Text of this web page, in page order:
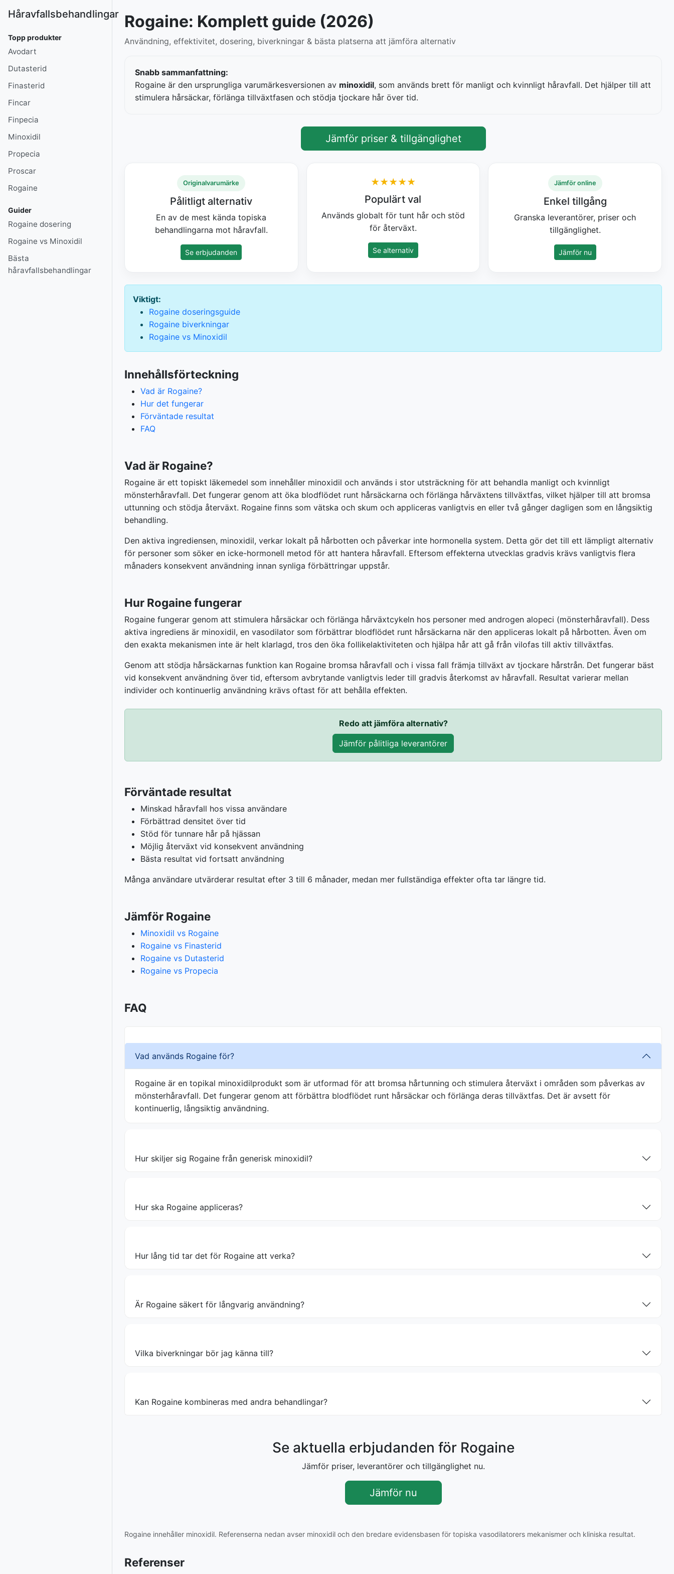
Håravfallsbehandlingar
Topp produkter
Avodart
Dutasterid
Finasterid
Fincar
Finpecia
Minoxidil
Propecia
Proscar
Rogaine
Guider
Rogaine dosering
Rogaine vs Minoxidil
Bästa
håravfallsbehandlingar
Rogaine: Komplett guide (2026)
Användning, effektivitet, dosering, biverkningar & bästa platserna att jämföra alternativ
Snabb sammanfattning:
Rogaine är den ursprungliga varumärkesversionen av minoxidil, som används brett för manligt och kvinnligt håravfall. Det hjälper till att
stimulera hårsäckar, förlänga tillväxtfasen och stödja tjockare hår över tid.
Jämför priser & tillgänglighet
Originalvarumärke
Pålitligt alternativ
En av de mest kända topiska
behandlingarna mot håravfall.
Se erbjudanden
★★★★★
Populärt val
Används globalt för tunt hår och stöd
för återväxt.
Se alternativ
Jämför online
Enkel tillgång
Granska leverantörer, priser och
tillgänglighet.
Jämför nu
Viktigt:
Rogaine doseringsguide
Rogaine biverkningar
Rogaine vs Minoxidil
Innehållsförteckning
Vad är Rogaine?
Hur det fungerar
Förväntade resultat
FAQ
Vad är Rogaine?
Rogaine är ett topiskt läkemedel som innehåller minoxidil och används i stor utsträckning för att behandla manligt och kvinnligt
mönsterhåravfall. Det fungerar genom att öka blodflödet runt hårsäckarna och förlänga hårväxtens tillväxtfas, vilket hjälper till att bromsa
uttunning och stödja återväxt. Rogaine finns som vätska och skum och appliceras vanligtvis en eller två gånger dagligen som en långsiktig
behandling.
Den aktiva ingrediensen, minoxidil, verkar lokalt på hårbotten och påverkar inte hormonella system. Detta gör det till ett lämpligt alternativ
för personer som söker en icke-hormonell metod för att hantera håravfall. Eftersom effekterna utvecklas gradvis krävs vanligtvis flera
månaders konsekvent användning innan synliga förbättringar uppstår.
Hur Rogaine fungerar
Rogaine fungerar genom att stimulera hårsäckar och förlänga hårväxtcykeln hos personer med androgen alopeci (mönsterhåravfall). Dess
aktiva ingrediens är minoxidil, en vasodilator som förbättrar blodflödet runt hårsäckarna när den appliceras lokalt på hårbotten. Även om
den exakta mekanismen inte är helt klarlagd, tros den öka follikelaktiviteten och hjälpa hår att gå från vilofas till aktiv tillväxtfas.
Genom att stödja hårsäckarnas funktion kan Rogaine bromsa håravfall och i vissa fall främja tillväxt av tjockare hårstrån. Det fungerar bäst
vid konsekvent användning över tid, eftersom avbrytande vanligtvis leder till gradvis återkomst av håravfall. Resultat varierar mellan
individer och kontinuerlig användning krävs oftast för att behålla effekten.
Redo att jämföra alternativ?
Jämför pålitliga leverantörer
Förväntade resultat
Minskad håravfall hos vissa användare
Förbättrad densitet över tid
Stöd för tunnare hår på hjässan
Möjlig återväxt vid konsekvent användning
Bästa resultat vid fortsatt användning
Många användare utvärderar resultat efter 3 till 6 månader, medan mer fullständiga effekter ofta tar längre tid.
Jämför Rogaine
Minoxidil vs Rogaine
Rogaine vs Finasterid
Rogaine vs Dutasterid
Rogaine vs Propecia
FAQ
Vad används Rogaine för?
Rogaine är en topikal minoxidilprodukt som är utformad för att bromsa hårtunning och stimulera återväxt i områden som påverkas av
mönsterhåravfall. Det fungerar genom att förbättra blodflödet runt hårsäckar och förlänga deras tillväxtfas. Det är avsett för
kontinuerlig, långsiktig användning.
Hur skiljer sig Rogaine från generisk minoxidil?
Hur ska Rogaine appliceras?
Hur lång tid tar det för Rogaine att verka?
Är Rogaine säkert för långvarig användning?
Vilka biverkningar bör jag känna till?
Kan Rogaine kombineras med andra behandlingar?
Se aktuella erbjudanden för Rogaine
Jämför priser, leverantörer och tillgänglighet nu.
Jämför nu
Rogaine innehåller minoxidil. Referenserna nedan avser minoxidil och den bredare evidensbasen för topiska vasodilatorers mekanismer och kliniska resultat.
Referenser